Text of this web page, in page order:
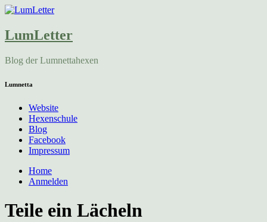
LumLetter
Blog der Lumnettahexen
Lumnetta
Website
Hexenschule
Blog
Facebook
Impressum
Home
Anmelden
Teile ein Lächeln